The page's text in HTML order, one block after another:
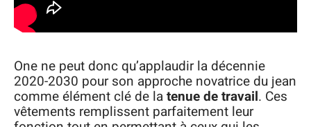
One ne peut donc qu’applaudir la décennie
2020-2030 pour son approche novatrice du jean
comme élément clé de latenue de travail. Ces
vêtements remplissent parfaitement leur